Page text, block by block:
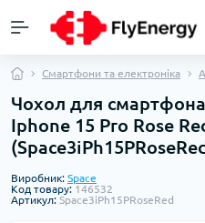
Смартфони та електроніка
Чохол для
Iphone 15 Pro Rose
Виробник: Space
Код товару: 146532
Артикул: Space3iPh15PRoseRed